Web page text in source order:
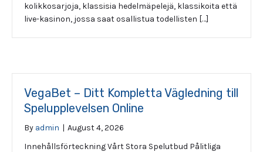
kolikkosarjoja, klassisia hedelmäpelejä, klassikoita että
live-kasinon, jossa saat osallistua todellisten […]
VegaBet – Ditt Kompletta Vägledning till
Spelupplevelsen Online
By admin | August 4, 2026
Innehållsförteckning Vårt Stora Spelutbud Pålitliga